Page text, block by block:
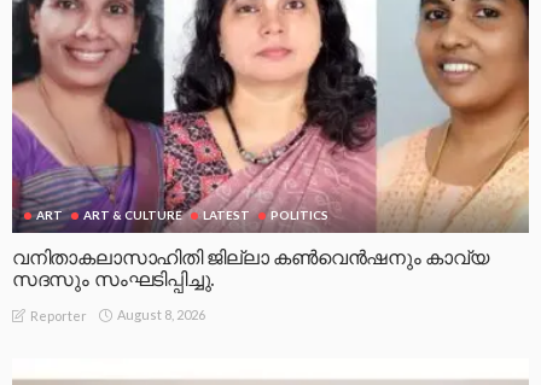
ART ART & CULTURE LATEST POLITICS
വനിതാകലാസാഹിതി ജില്ലാ കൺവെൻഷനും കാവ്യ
സദസും സംഘടിപ്പിച്ചു.
Reporter August 8, 2026